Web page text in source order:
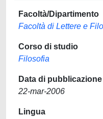
Facoltà/Dipartimento
Facoltà di Lettere e
Corso di studio
Filosofia
Data di pubblicazione
22-mar-2006
Lingua